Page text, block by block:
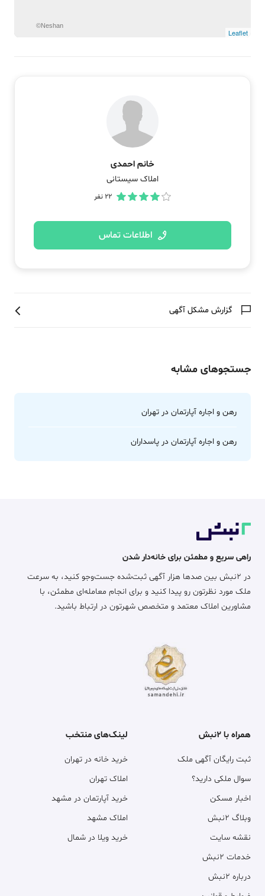
Leaflet
©Neshan
خانم احمدی
املاک سیستانی
22 نفر
اطلاعات تماس
گزارش مشکل آگهی
جستجوهای مشابه
رهن و اجاره آپارتمان در تهران
رهن و اجاره آپارتمان در پاسداران
راهی سریع و مطمئن برای خانه‌دار شدن
در ۲نبش بین صدها هزار آگهی ثبت‌شده جست‌وجو کنید، به سرعت
ملک مورد نظرتون رو پیدا کنید و برای انجام معامله‌ای مطمئن، با
مشاورین املاک معتمد و متخصص شهرتون در ارتباط باشید.
همراه با ۲نبش
ثبت رایگان آگهی ملک
سوال ملکی دارید؟
اخبار مسکن
وبلاگ ۲نبش
نقشه سایت
خدمات ۲نبش
درباره ۲نبش
لینک‌های منتخب
خرید خانه در تهران
املاک تهران
خرید آپارتمان در مشهد
املاک مشهد
خرید ویلا در شمال